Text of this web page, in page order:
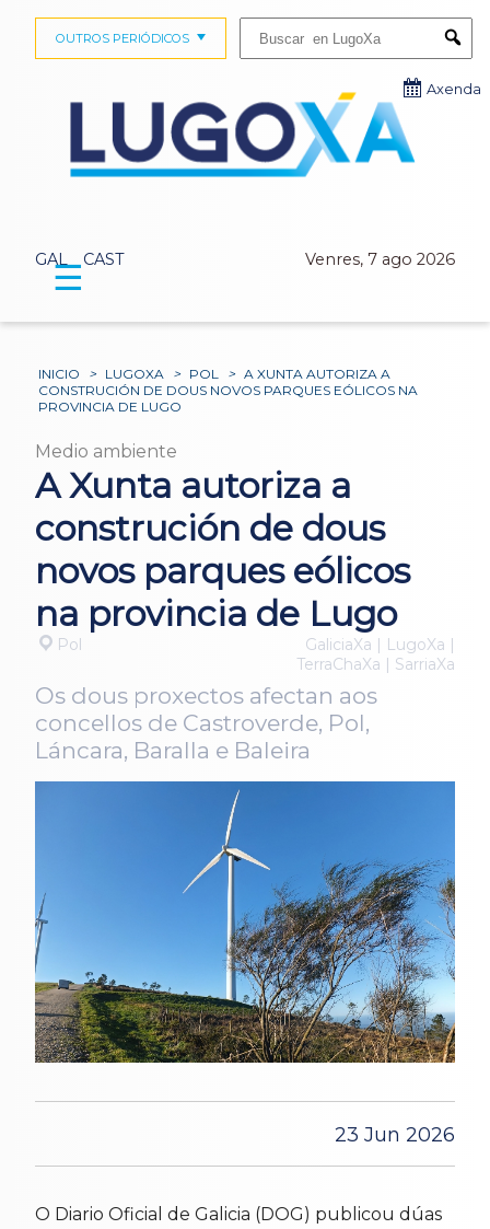
GAL CAST Venres, 7 ago 2026
OUTROS PERIÓDICOS
Axenda
☰
INICIO > LUGOXA > POL > A XUNTA AUTORIZA A
CONSTRUCIÓN DE DOUS NOVOS PARQUES EÓLICOS NA
PROVINCIA DE LUGO
Medio ambiente
A Xunta autoriza a
construción de dous
novos parques eólicos
na provincia de Lugo
Pol
GaliciaXa | LugoXa |
TerraChaXa | SarriaXa
Os dous proxectos afectan aos
concellos de Castroverde, Pol,
Láncara, Baralla e Baleira
23 Jun 2026
O Diario Oficial de Galicia (DOG) publicou dúas